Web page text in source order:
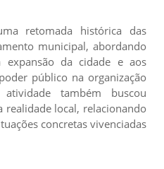
retomada histórica das
municipal, abordando
expansão da cidade e aos
público na organização
também buscou
local, relacionando
concretas vivenciadas